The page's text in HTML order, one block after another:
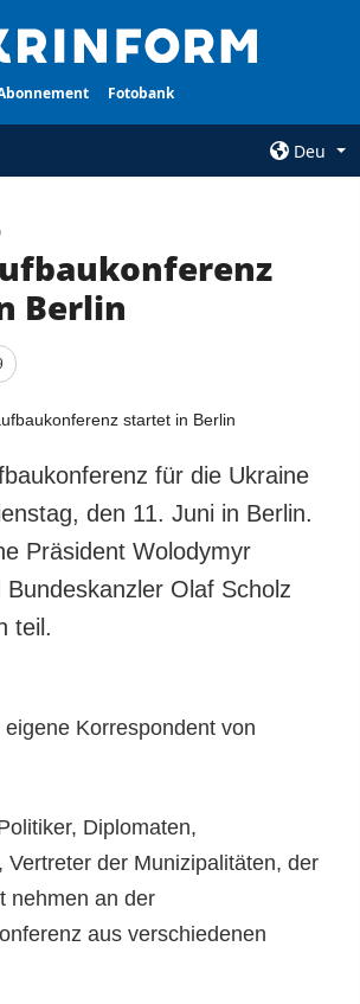
Fotobank
Deu
AGENTUR
Politik zur
und zum Schutz
personenbezogener
Daten
Fotobank
Berlin
für die Ukraine
den 11. Juni in Berlin.
Präsident Wolodymyr
Bundeskanzler Olaf Scholz
teil.
Korrespondent von
Diplomaten,
Vertreter der Munizipalitäten, der
nehmen an der
aus verschiedenen